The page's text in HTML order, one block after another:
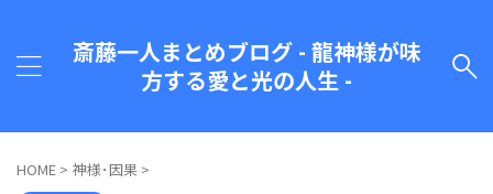
斎藤一人まとめブログ - 龍神様が味
方する愛と光の人生 -
HOME > 神様･因果 >